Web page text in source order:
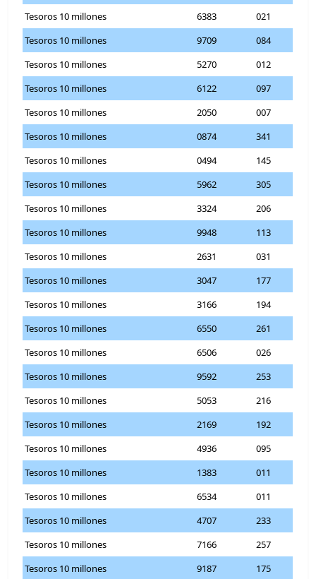
Tesoros 10 millones
6383
021
Tesoros 10 millones
9709
084
Tesoros 10 millones
5270
012
Tesoros 10 millones
6122
097
Tesoros 10 millones
2050
007
Tesoros 10 millones
0874
341
Tesoros 10 millones
0494
145
Tesoros 10 millones
5962
305
Tesoros 10 millones
3324
206
Tesoros 10 millones
9948
113
Tesoros 10 millones
2631
031
Tesoros 10 millones
3047
177
Tesoros 10 millones
3166
194
Tesoros 10 millones
6550
261
Tesoros 10 millones
6506
026
Tesoros 10 millones
9592
253
Tesoros 10 millones
5053
216
Tesoros 10 millones
2169
192
Tesoros 10 millones
4936
095
Tesoros 10 millones
1383
011
Tesoros 10 millones
6534
011
Tesoros 10 millones
4707
233
Tesoros 10 millones
7166
257
Tesoros 10 millones
9187 175